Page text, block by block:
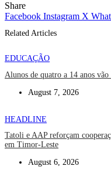
Share
Facebook Instagram X
Related Articles
EDUCAÇÃO
Alunos de quatro a 14 anos
August 7, 2026
HEADLINE
Tatoli e AAP reforçam
em Timor-Leste
August 6, 2026